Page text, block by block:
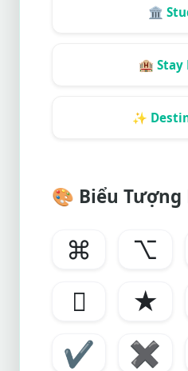
🏛️
🏨 Stay
✨
🎨 Biểu Tượng
⌘ ⌥

★
✔
✖